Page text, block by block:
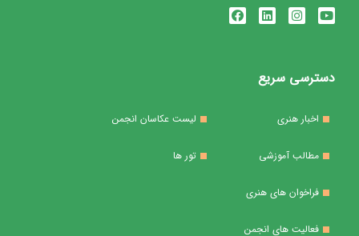
دسترسی سریع
اخبار هنری
مطالب آموزشی
فراخوان های هنری
فعالیت های انجمن
لیست عکاسان انجمن
تور ها